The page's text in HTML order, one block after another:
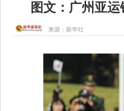
图文：广州亚
来源： 新华社